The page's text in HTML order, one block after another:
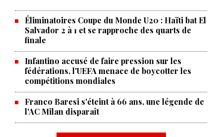
Éliminatoires Coupe du Monde U20 : Haïti bat El
Salvador 2 à 1 et se rapproche des quarts de
finale
Infantino accusé de faire pression sur les
fédérations, l'UEFA menace de boycotter les
compétitions mondiales
Franco Baresi s'éteint à 66 ans, une légende de
l'AC Milan disparaît